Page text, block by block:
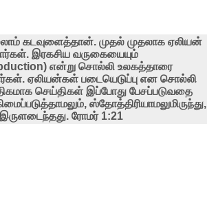
கடவுளைத்தான். முதல் முதலாக ஏலியன்
இரகசிய வருகையையும்
என்று சொல்லி உலகத்தாரை
ஏலியன்கள் படையெடுப்பு என சொல்லி
செய்திகள் இப்போது பேசப்படுவதை
ஸ்தோத்திரியாமலுமிருந்து,
ரோமர் 1:21